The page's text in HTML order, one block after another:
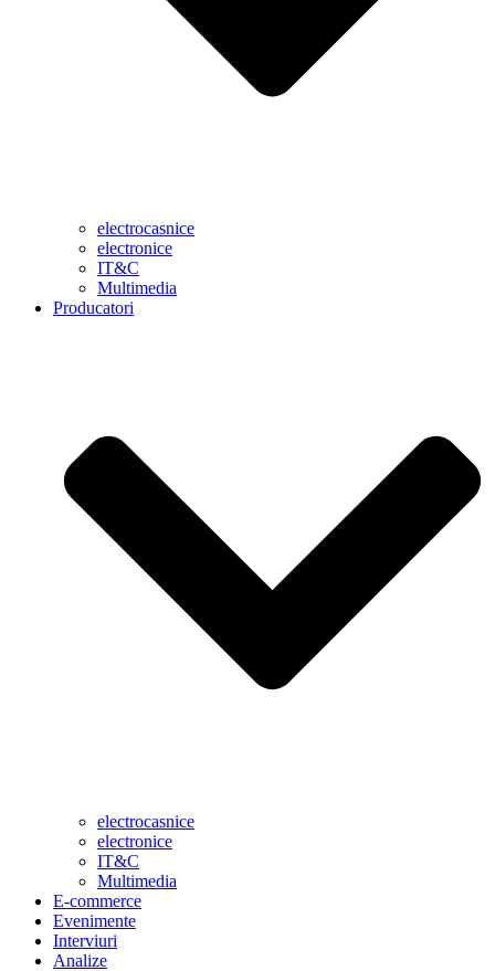
electrocasnice
electronice
IT&C
Multimedia
Producatori
electrocasnice
electronice
IT&C
Multimedia
E-commerce
Evenimente
Interviuri
Analize